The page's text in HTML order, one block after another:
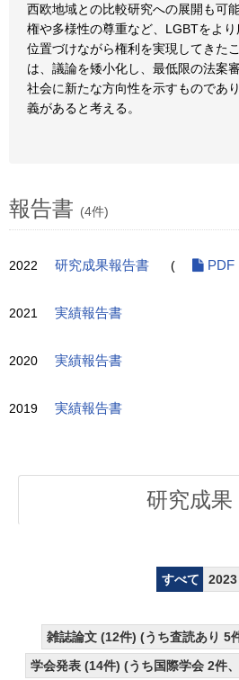
西欧地域との比較研究への展開も可
権や多様性の尊重など、LGBTをよ
位置づけながら権利を実現してきた
は、議論を矮小化し、最低限の法案
社会に新たな方向性を示すものであ
義があると考える。
報告書 (4件)
2022 研究成果報告書 ( PDF
2021 実績報告書
2020 実績報告書
2019 実績報告書
研究成果
すべて 2023
雑誌論文 (12件) (うち査読あり 5
学会発表 (14件) (うち国際学会 2件